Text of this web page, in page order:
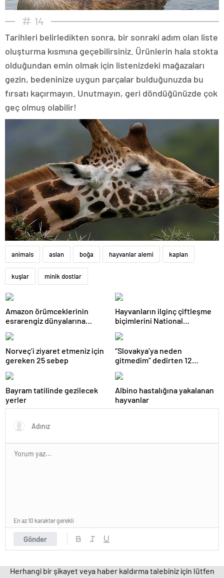
14
Tarihleri belirledikten sonra, bir sonraki adım olan liste
oluşturma kısmına geçebilirsiniz. Ürünlerin hala stokta
olduğundan emin olmak için listenizdeki mağazaları
gezin, bedeninize uygun parçalar bulduğunuzda bu
fırsatı kaçırmayın. Unutmayın, geri döndüğünüzde çok
geç olmuş olabilir!
animals aslan boğa hayvanlar alemi kaplan
kuşlar minik dostlar
Amazon örümceklerinin
esrarengiz dünyalarına
Hayvanların ilginç çiftleşme
biçimlerini National
Norveç’i ziyaret etmeniz için
gereken 25 sebep
“Slovakya’ya neden
gitmedim” dedirten 12
Bayram tatilinde gezilecek
yerler
Albino hastalığına yakalanan
hayvanlar
Gönder
En az 10 karakter gerekli
Herhangi bir şikayet veya haber kaldırma talebiniz için lütfen